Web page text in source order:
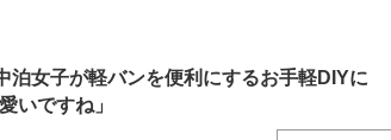
女子が軽バンを便利にするお手軽DIYに
いですね」